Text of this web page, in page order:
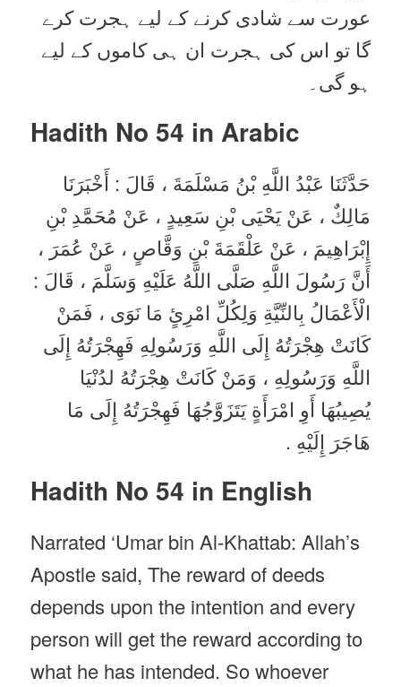
عورت سے شادی کرنے کے لیے ہجرت کرے
گا تو اس کی ہجرت ان ہی کاموں کے لیے
ہو گی۔
Hadith No 54 in Arabic
حَدَّثَنَا عَبْدُ اللَّهِ بْنُ مَسْلَمَةَ ، قَالَ : أَخْبَرَنَا
مَالِكٌ ، عَنْ يَحْيَى بْنِ سَعِيدٍ ، عَنْ مُحَمَّدِ بْنِ
إِبْرَاهِيمَ ، عَنْ عَلْقَمَةَ بْنِ وَقَّاصٍ ، عَنْ عُمَرَ ،
أَنَّ رَسُولَ اللَّهِ صَلَّى اللَّهُ عَلَيْهِ وَسَلَّمَ ، قَالَ :
الْأَعْمَالُ بِالنِّيَّةِ وَلِكُلِّ امْرِئٍ مَا نَوَى ، فَمَنْ
كَانَتْ هِجْرَتُهُ إِلَى اللَّهِ وَرَسُولِهِ فَهِجْرَتُهُ إِلَى
اللَّهِ وَرَسُولِهِ ، وَمَنْ كَانَتْ هِجْرَتُهُ لدُنْيَا
يُصِيبُهَا أَوِ امْرَأَةٍ يَتَزَوَّجُهَا فَهِجْرَتُهُ إِلَى مَا
هَاجَرَ إِلَيْهِ .
Hadith No 54 in English
Narrated ‘Umar bin Al-Khattab: Allah’s
Apostle said, The reward of deeds
depends upon the intention and every
person will get the reward according to
what he has intended. So whoever